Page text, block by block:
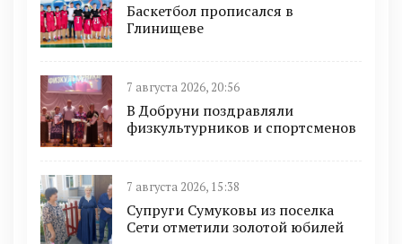
Баскетбол прописался в
Глинищеве
7 августа 2026, 20:56
В Добруни поздравляли
физкультурников и спортсменов
7 августа 2026, 15:38
Супруги Сумуковы из поселка
Сети отметили золотой юбилей